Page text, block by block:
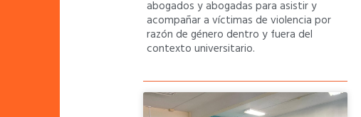
abogados y abogadas para asistir y
acompañar a víctimas de violencia por
razón de género dentro y fuera del
contexto universitario.